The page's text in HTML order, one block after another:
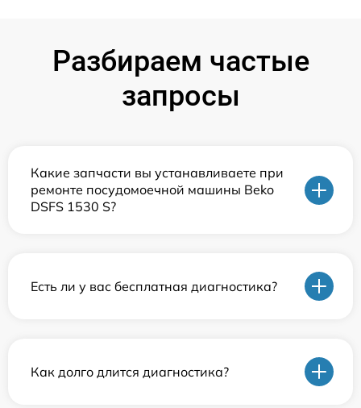
Разбираем частые
запросы
Какие запчасти вы устанавливаете при
ремонте посудомоечной машины Beko
DSFS 1530 S?
Есть ли у вас бесплатная диагностика?
Как долго длится диагностика?